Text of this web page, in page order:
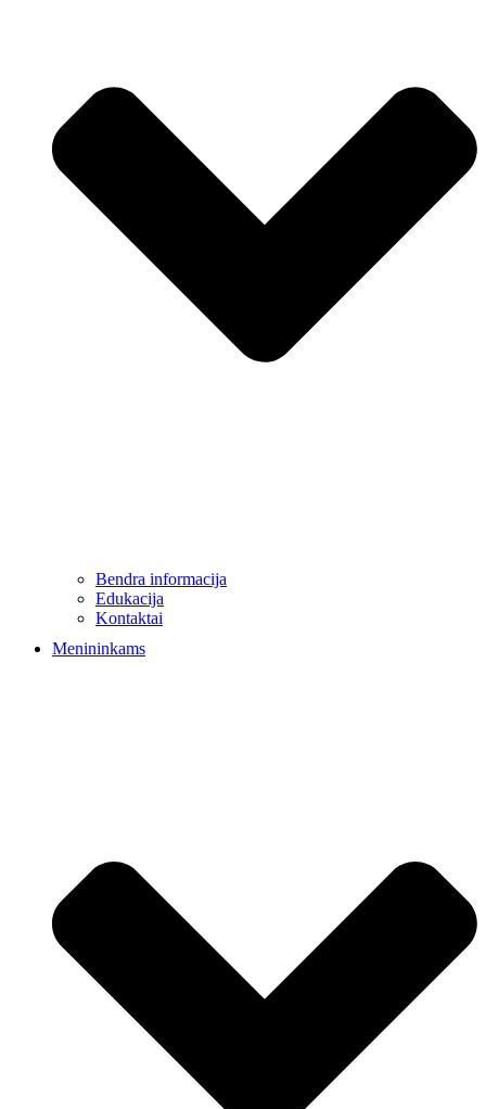
Bendra informacija
Edukacija
Kontaktai
Menininkams